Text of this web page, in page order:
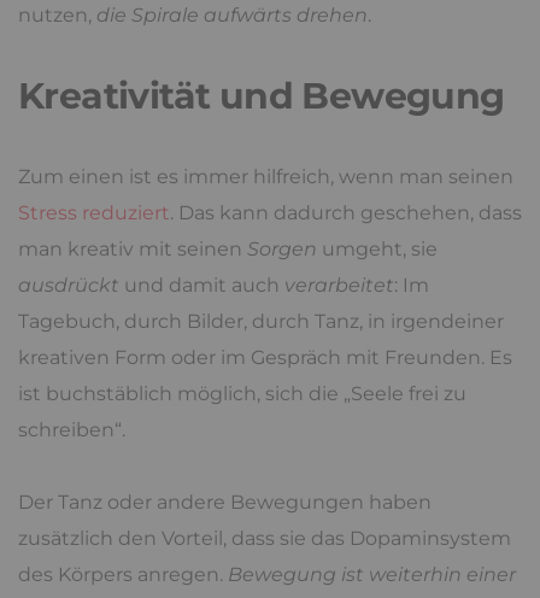
nutzen, die Spirale aufwärts drehen.
Kreativität und Bewegung
Zum einen ist es immer hilfreich, wenn man seinen
Stress reduziert. Das kann dadurch geschehen, dass
man kreativ mit seinen Sorgen umgeht, sie
ausdrückt und damit auch verarbeitet: Im
Tagebuch, durch Bilder, durch Tanz, in irgendeiner
kreativen Form oder im Gespräch mit Freunden. Es
ist buchstäblich möglich, sich die „Seele frei zu
schreiben“.
Der Tanz oder andere Bewegungen haben
zusätzlich den Vorteil, dass sie das Dopaminsystem
des Körpers anregen. Bewegung ist weiterhin einer